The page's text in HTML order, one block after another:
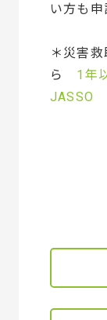
い方も申
＊災害
ら 1年
JASSO